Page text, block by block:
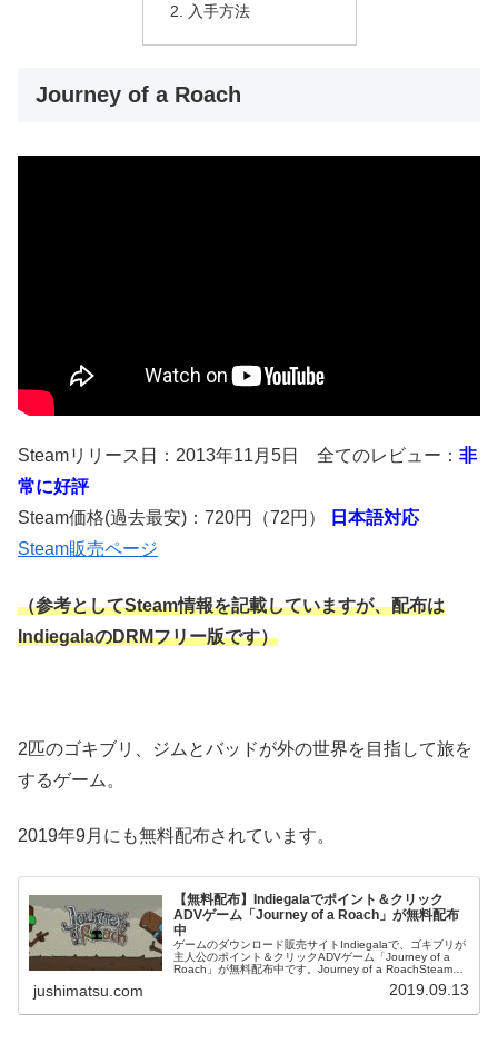
入手方法
Journey of a Roach
Steamリリース日：2013年11月5日 全てのレビュー： 非
常に好評
Steam価格(過去最安)：720円（72円）
日本語対応
Steam販売ページ
（参考としてSteam情報を記載していますが、配布は
IndiegalaのDRMフリー版です）
2匹のゴキブリ、ジムとバッドが外の世界を目指して旅を
するゲーム。
2019年9月にも無料配布されています。
【無料配布】Indiegalaでポイント＆クリック
ADVゲーム「Journey of a Roach」が無料配布
中
ゲームのダウンロード販売サイトIndiegalaで、ゴキブリが
主人公のポイント＆クリックADVゲーム「Journey of a
Roach」が無料配布中です。Journey of a RoachSteamリ
jushimatsu.com 2019.09.13